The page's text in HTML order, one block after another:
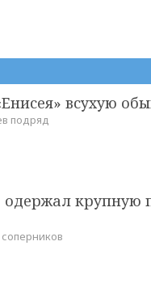
всухую
подряд
крупную